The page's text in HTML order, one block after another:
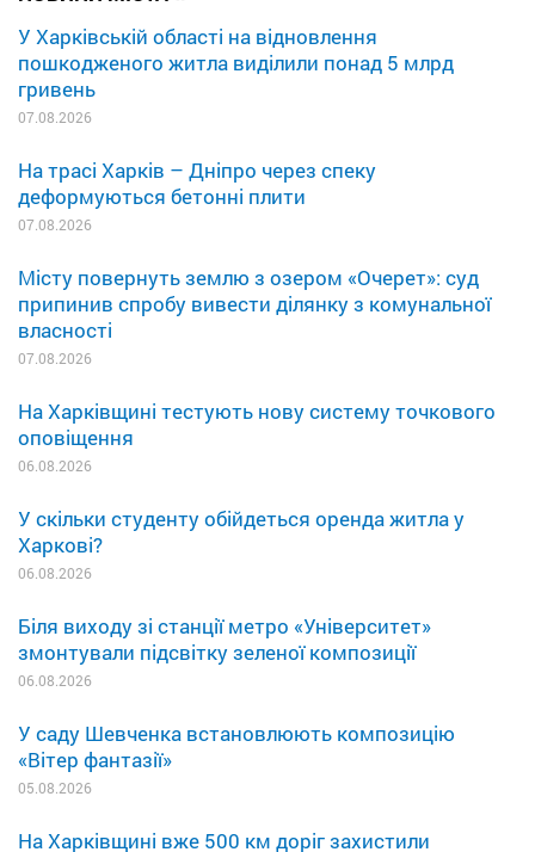
У Харківській області на відновлення
пошкодженого житла виділили понад 5 млрд
гривень
07.08.2026
На трасі Харків – Дніпро через спеку
деформуються бетонні плити
07.08.2026
Місту повернуть землю з озером «Очерет»: суд
припинив спробу вивести ділянку з комунальної
власності
07.08.2026
На Харківщині тестують нову систему точкового
оповіщення
06.08.2026
У скільки студенту обійдеться оренда житла у
Харкові?
06.08.2026
Біля виходу зі станції метро «Університет»
змонтували підсвітку зеленої композиції
06.08.2026
У саду Шевченка встановлюють композицію
«Вітер фантазії»
05.08.2026
На Харківщині вже 500 км доріг захистили